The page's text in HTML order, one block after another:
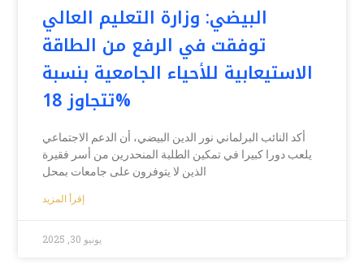
البيضي: وزارة التعليم العالي
توفقت في الرفع من الطاقة
الاستيعابية للأحياء الجامعية بنسبة
تتجاوز 18%
أكد النائب البرلماني نور الدين البيضي، أن الدعم الاجتماعي
يلعب دورا كبيرا في تمكين الطلبة المنحدرين من أسر فقيرة
الذين لا يتوفرون على جامعات بمحل
إقرأ المزيد
يونيو 30, 2025